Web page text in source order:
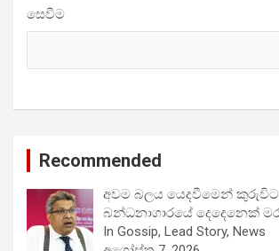
සෙවීම
Recommended
අවම බලය යෙදවීමෙන් කුරුවිට
බන්ධනාගාරයේ දෙදෙනෙක්
In Gossip, Lead Story, News